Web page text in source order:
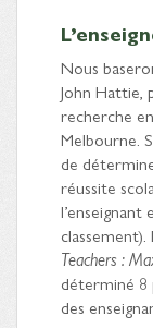
Nous
John Hattie,
recherche
Melbourne.
de
réussite
l’enseignant
Teachers :
déterminé 8
des